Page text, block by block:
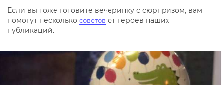
Если вы тоже готовите вечеринку с сюрпризом, вам
помогут несколько советов от героев наших
публикаций.